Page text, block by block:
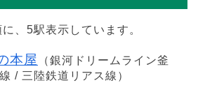
、5駅表示しています。
本屋
（銀河ドリームライン釜
/ 三陸鉄道リアス線）